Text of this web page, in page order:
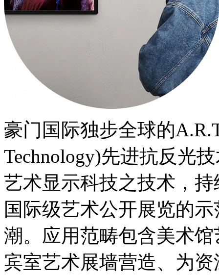
豪门国际独步全球的
Technology)先进抗反光
艺术显示科技之技术，
国际级艺术公开展览的
潮。应用范畴包含美术
宾室艺术展墙营造、为